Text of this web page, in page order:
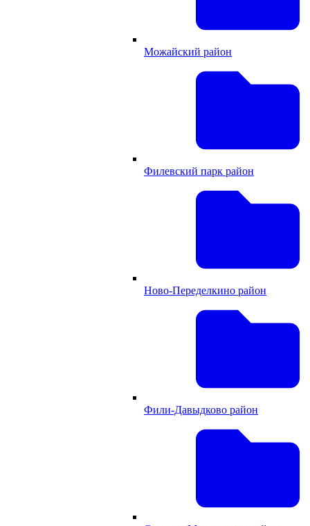
Можайский район
Филевский парк район
Ново-Переделкино район
Фили-Давыдково район